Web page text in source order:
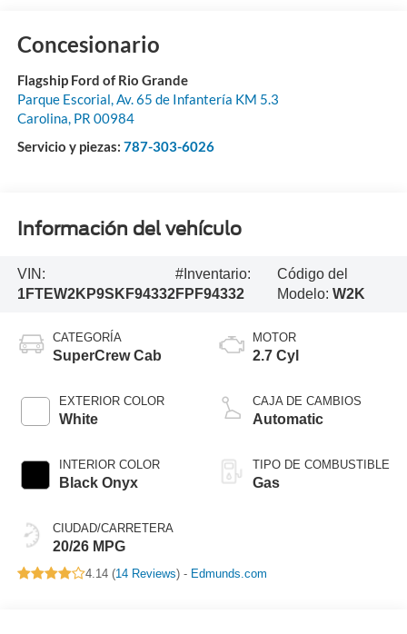
Concesionario
Flagship Ford of Rio Grande
Parque Escorial, Av. 65 de Infantería KM 5.3
Carolina, PR 00984
Servicio y piezas: 787-303-6026
Información del vehículo
VIN:
1FTEW2KP9SKF94332
#Inventario:
FPF94332
Código del
Modelo:W2K
CATEGORÍA
SuperCrew Cab
EXTERIOR COLOR
White
INTERIOR COLOR
Black Onyx
CIUDAD/CARRETERA
20/26 MPG
MOTOR
2.7 Cyl
CAJA DE CAMBIOS
Automatic
TIPO DE COMBUSTIBLE
Gas
4.14 (14 Reviews) - Edmunds.com